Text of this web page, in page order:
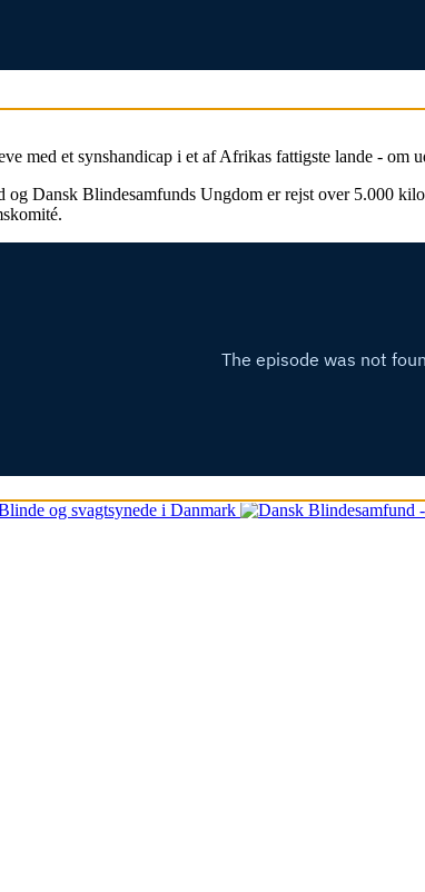
med et synshandicap i et af Afrikas fattigste lande - om
Dansk Blindesamfunds Ungdom er rejst over 5.000